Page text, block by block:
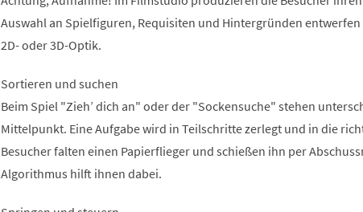
Auswahl an Spielfiguren, Requisiten und Hintergründen
2D- oder 3D-Optik.
Sortieren und suchen
Beim Spiel "Zieh’ dich an" oder der "Sockensuche" stehen
Mittelpunkt. Eine Aufgabe wird in Teilschritte zerlegt und in die
Besucher falten einen Papierflieger und schießen ihn per
Algorithmus hilft ihnen dabei.